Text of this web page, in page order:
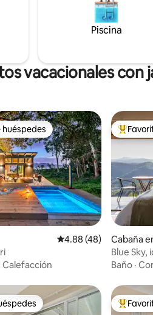
Piscina
vacacionales con
5, 11 reseñas
preferido
Calificación promedio:
4.88 (48)
Calefacción
Cabaña
Blue Sky,
Baño ·